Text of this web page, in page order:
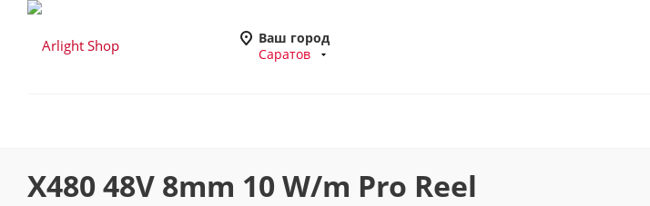
Ваш город
Саратов
X480 48V 8mm 10 W/m Pro Reel